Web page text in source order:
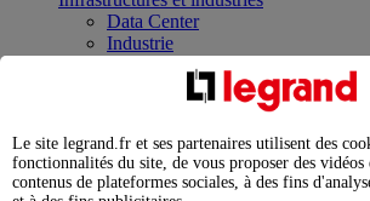
Data Center
Industrie
Infrastructures
Contrôler et planifier le
Répartir et optimiser son tableau
Legrand Data Center Solutions :
expertises au service de vos
Le site legrand.fr et ses partenaires utilisent des
fonctionnalités du site, de vous proposer des vidéos
contenus de plateformes sociales, à des fins